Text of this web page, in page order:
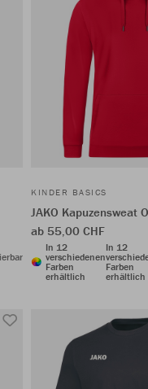
KINDER BASICS
JAKO Kapuzensweat
ab 55,00 CHF
In 12
verschiedenen
Farben
erhältlich
In 12
Farben
erhältlich